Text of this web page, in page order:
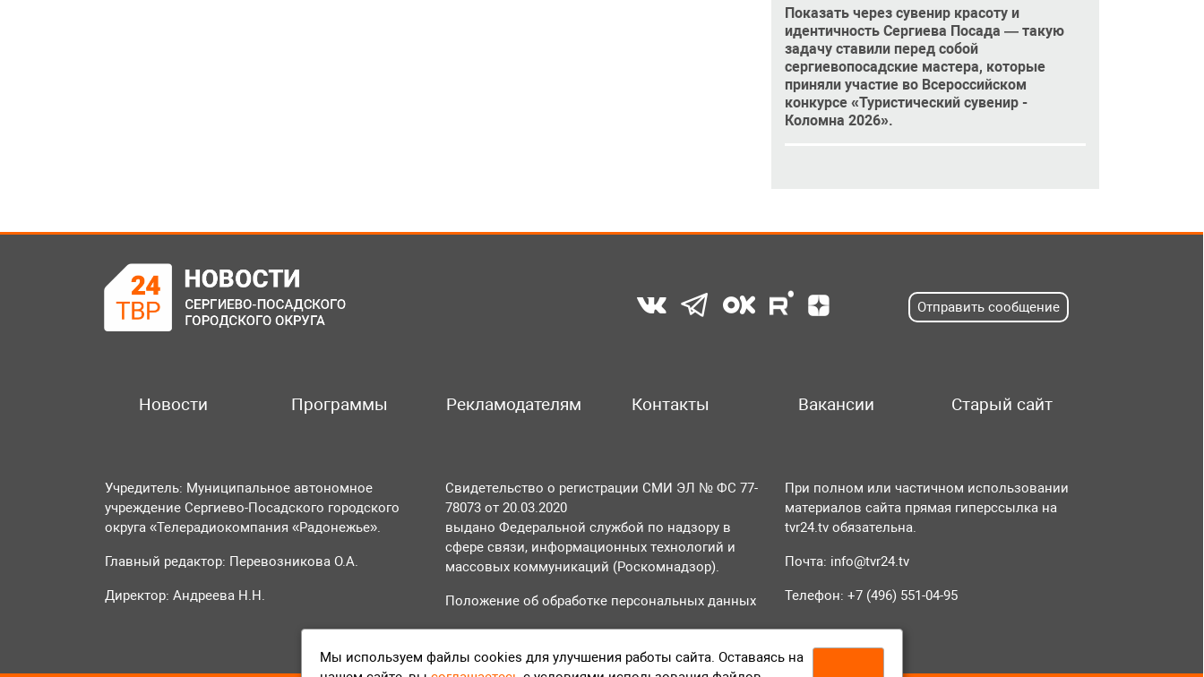
Показать через сувенир красоту и
идентичность Сергиева Посада — такую
задачу ставили перед собой
сергиевопосадские мастера, которые
приняли участие во Всероссийском
конкурсе «Туристический сувенир -
Коломна 2026».
Отправить сообщение
Новости Программы Рекламодателям Контакты Вакансии Старый сайт
Учредитель: Муниципальное автономное
учреждение Сергиево-Посадского городского
округа «Телерадиокомпания «Радонежье».
Главный редактор: Перевозникова О.А.
Директор: Андреева Н.Н.
Свидетельство о регистрации СМИ ЭЛ № ФС 77-
78073 от 20.03.2020
выдано Федеральной службой по надзору в
сфере связи, информационных технологий и
массовых коммуникаций (Роскомнадзор).
Положение об обработке персональных данных
Согласие на обработку персональных данных
При полном или частичном использовании
материалов сайта прямая гиперссылка на
tvr24.tv обязательна.
Почта: info@tvr24.tv
Телефон: +7 (496) 551-04-95
Мы используем файлы cookies для улучшения работы сайта. Оставаясь на